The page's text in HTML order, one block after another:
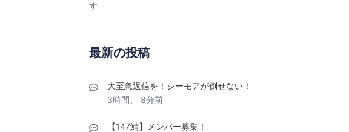
す
最新の投稿
大至急返信を！シーモアが倒せない！
3時間、 8分前
【147鯖】メンバー募集！